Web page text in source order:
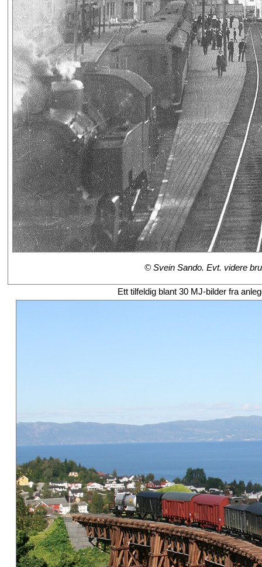
© Svein Sando. Evt. videre
Ett tilfeldig blant 30 MJ-bilder fra